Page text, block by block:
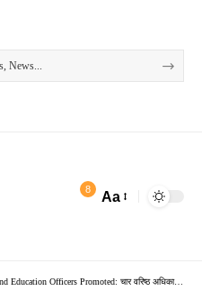
8 Aa
Officers Promoted: चार वरिष्ठ अधिकारियों को पदोन्नति